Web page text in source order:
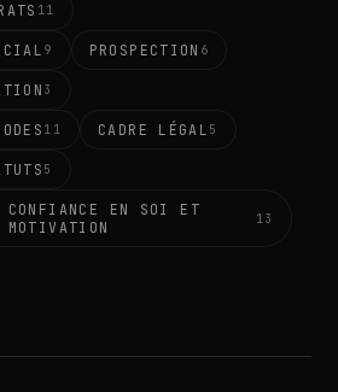
PULSE
11
9 PROSPECTION 6
3
11 CADRE LÉGAL 5
5
CONFIANCE EN SOI ET
MOTIVATION
13